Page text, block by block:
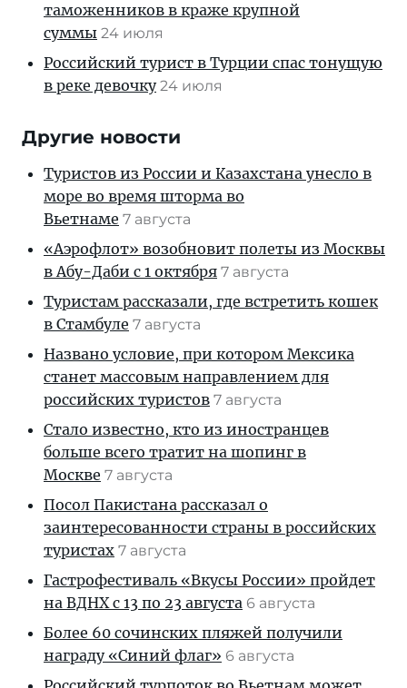
таможенников в краже крупной
суммы 24 июля
Российский турист в Турции спас тонущую
в реке девочку 24 июля
Другие новости
Туристов из России и Казахстана унесло в
море во время шторма во
Вьетнаме 7 августа
«Аэрофлот» возобновит полеты из Москвы
в Абу-Даби с 1 октября 7 августа
Туристам рассказали, где встретить кошек
в Стамбуле 7 августа
Названо условие, при котором Мексика
станет массовым направлением для
российских туристов 7 августа
Стало известно, кто из иностранцев
больше всего тратит на шопинг в
Москве 7 августа
Посол Пакистана рассказал о
заинтересованности страны в российских
туристах 7 августа
Гастрофестиваль «Вкусы России» пройдет
на ВДНХ с 13 по 23 августа 6 августа
Более 60 сочинских пляжей получили
награду «Синий флаг» 6 августа